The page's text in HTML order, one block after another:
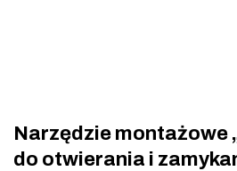
Narzędzie montażowe
do otwierania i